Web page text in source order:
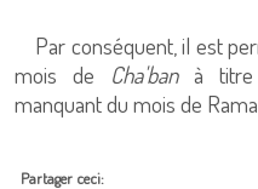
Par conséquent, il est
mois de Cha'banà titre
manquant du mois de
Partager ceci: